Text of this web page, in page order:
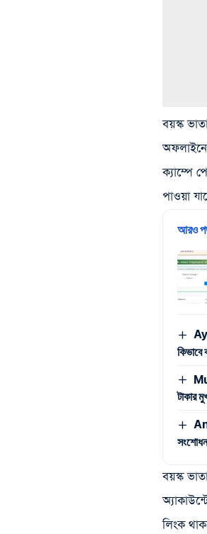
বয়স্ক
ক্যাম্পে
পাওয়া
আরও
টাকার
বয়স্ক
লিংক